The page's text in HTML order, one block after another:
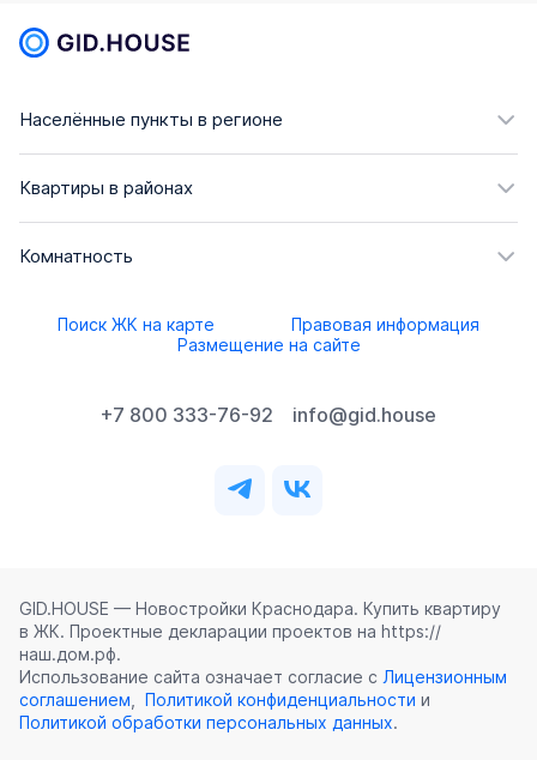
Населённые пункты в регионе
Квартиры в районах
Комнатность
Поиск ЖК на карте
Правовая информация
Размещение на сайте
+7 800 333-76-92 info@gid.house
GID.HOUSE — Новостройки Краснодара. Купить квартиру
в ЖК. Проектные декларации проектов на https://
наш.дом.рф.
Использование сайта означает согласие с Лицензионным
соглашением
Политикой конфиденциальности и
Политикой обработки персональных данных.